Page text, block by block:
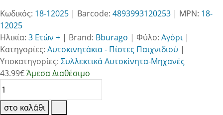
Κωδικός: 18-12025 | Barcode: 4893993120253 | MPN: 18-
12025
Ηλικία: 3 Ετών + | Brand: Bburago | Φύλο: Αγόρι|
Κατηγορίες: Αυτοκινητάκια - Πίστες Παιχνιδιού |
Υποκατηγορίες: Συλλεκτικά Αυτοκίνητα-Μηχανές
43.99€Άμεσα Διαθέσιμο
στο καλάθι